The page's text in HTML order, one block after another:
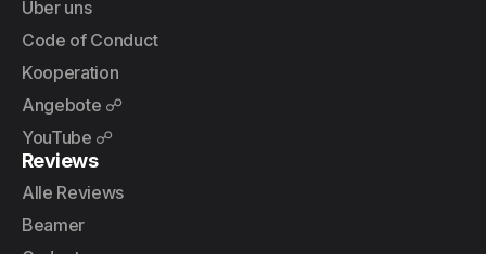
Über uns
Code of Conduct
Kooperation
Angebote ☍
YouTube ☍
Reviews
Alle Reviews
Beamer